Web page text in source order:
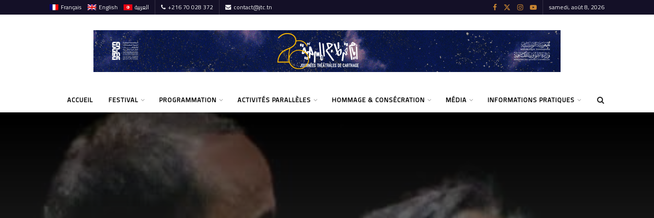
Français English العربية +216 70 028 372 contact@jtc.tn samedi, août 8, 2026
ACCUEIL FESTIVAL PROGRAMMATION ACTIVITÉS PARALLÈLES HOMMAGE & CONSÉCRATION MÉDIA INFORMATIONS PRATIQUES